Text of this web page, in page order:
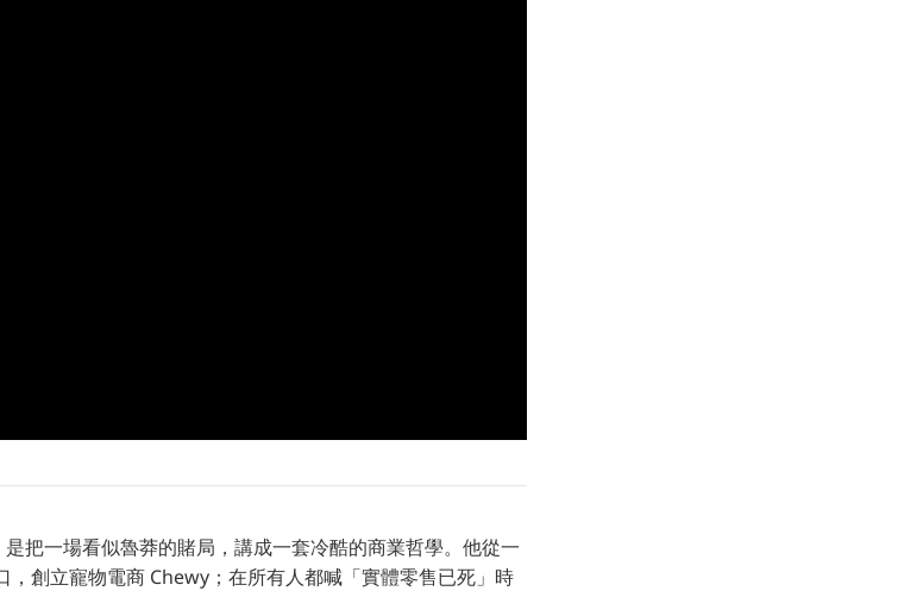
把一場看似魯莽的賭局，講成一套冷酷的商業哲學。他從一
，創立寵物電商 Chewy；在所有人都喊「實體零售已死」時